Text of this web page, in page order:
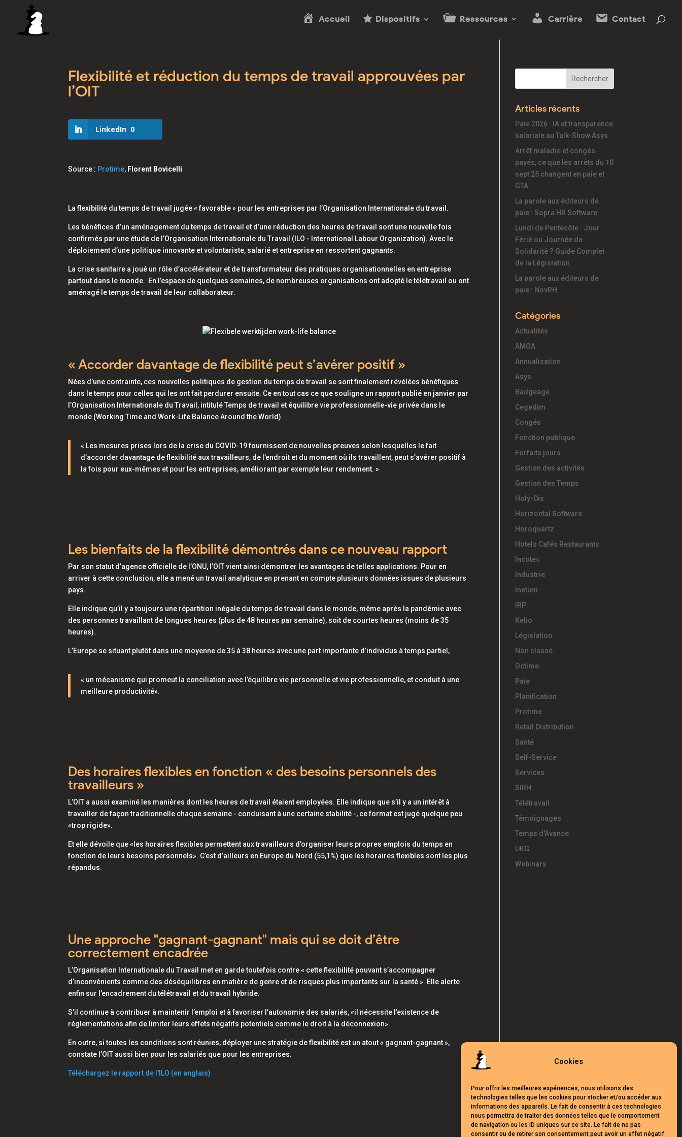
Cookies
Pour offrir les meilleures expériences, nous utilisons des
technologies telles que les cookies pour stocker et/ou accéder aux
informations des appareils. Le fait de consentir à ces technologies
nous permettra de traiter des données telles que le comportement
de navigation ou les ID uniques sur ce site. Le fait de ne pas
consentir ou de retirer son consentement peut avoir un effet négatif
Accueil Dispositifs Ressources Carrière Contact
Flexibilité et réduction du temps de travail approuvées par
l’OIT
LinkedIn 0
Source : Protime, Florent Bovicelli
La flexibilité du temps de travail jugée « favorable » pour les entreprises par l’Organisation Internationale du travail.
Les bénéfices d’un aménagement du temps de travail et d’une réduction des heures de travail sont une nouvelle fois
confirmés par une étude de l’Organisation Internationale du Travail (ILO - International Labour Organization). Avec le
déploiement d’une politique innovante et volontariste, salarié et entreprise en ressortent gagnants.
La crise sanitaire a joué un rôle d’accélérateur et de transformateur des pratiques organisationnelles en entreprise
partout dans le monde. En l’espace de quelques semaines, de nombreuses organisations ont adopté le télétravail ou ont
aménagé le temps de travail de leur collaborateur.
« Accorder davantage de flexibilité peut s’avérer positif »
Nées d’une contrainte, ces nouvelles politiques de gestion du temps de travail se sont finalement révélées bénéfiques
dans le temps pour celles qui les ont fait perdurer ensuite. Ce en tout cas ce que souligne un rapport publié en janvier par
l’Organisation Internationale du Travail, intitulé Temps de travail et équilibre vie professionnelle-vie privée dans le
monde (Working Time and Work-Life Balance Around the World).
« Les mesures prises lors de la crise du COVID-19 fournissent de nouvelles preuves selon lesquelles le fait
d’accorder davantage de flexibilité aux travailleurs, de l’endroit et du moment où ils travaillent, peut s’avérer positif à
la fois pour eux-mêmes et pour les entreprises, améliorant par exemple leur rendement. »
Les bienfaits de la flexibilité démontrés dans ce nouveau rapport
Par son statut d’agence officielle de l’ONU, l’OIT vient ainsi démontrer les avantages de telles applications. Pour en
arriver à cette conclusion, elle a mené un travail analytique en prenant en compte plusieurs données issues de plusieurs
pays.
Elle indique qu’il y a toujours une répartition inégale du temps de travail dans le monde, même après la pandémie avec
des personnes travaillant de longues heures (plus de 48 heures par semaine), soit de courtes heures (moins de 35
heures).
L’Europe se situant plutôt dans une moyenne de 35 à 38 heures avec une part importante d’individus à temps partiel,
« un mécanisme qui promeut la conciliation avec l’équilibre vie personnelle et vie professionnelle, et conduit à une
meilleure productivité».
Des horaires flexibles en fonction « des besoins personnels des
travailleurs »
L’OIT a aussi examiné les manières dont les heures de travail étaient employées. Elle indique que s’il y a un intérêt à
travailler de façon traditionnelle chaque semaine - conduisant à une certaine stabilité -, ce format est jugé quelque peu
«trop rigide».
Et elle dévoile que«les horaires flexibles permettent aux travailleurs d’organiser leurs propres emplois du temps en
fonction de leurs besoins personnels». C’est d’ailleurs en Europe du Nord (55,1%) que les horaires flexibles sont les plus
répandus.
Une approche "gagnant-gagnant" mais qui se doit d’être
correctement encadrée
L’Organisation Internationale du Travail met en garde toutefois contre « cette flexibilité pouvant s’accompagner
d’inconvénients comme des déséquilibres en matière de genre et de risques plus importants sur la santé». Elle alerte
enfin sur l’encadrement du télétravail et du travail hybride.
S’il continue à contribuer à maintenir l’emploi et à favoriser l’autonomie des salariés, «il nécessite l’existence de
réglementations afin de limiter leurs effets négatifs potentiels comme le droit à la déconnexion».
En outre, si toutes les conditions sont réunies, déployer une stratégie de flexibilité est un atout « gagnant-gagnant »,
constate l’OIT aussi bien pour les salariés que pour les entreprises.
Téléchargez le rapport de l'ILO (en anglais)
Articles récents
Paie 2026 : IA et transparence
salariale au Talk-Show Asys
Arrêt maladie et congés
payés, ce que les arrêts du 10
sept 25 changent en paie et
GTA
La parole aux éditeurs de
paie : Sopra HR Software
Lundi de Pentecôte : Jour
Férié ou Journée de
Solidarité ? Guide Complet
de la Législation
La parole aux éditeurs de
paie : NovRH
Catégories
Actualités
AMOA
Annualisation
Asys
Badgeage
Cegedim
Congés
Fonction publique
Forfaits jours
Gestion des activités
Gestion des Temps
Holy-Dis
Horizontal Software
Horoquartz
Hotels Cafés Restaurants
Incotec
Industrie
Inetum
IRP
Kelio
Législation
Non classé
Octime
Paie
Planification
Protime
Retail Distribution
Santé
Self-Service
Services
SIRH
Télétravail
Témoignages
Temps d'Avance
UKG
Webinars